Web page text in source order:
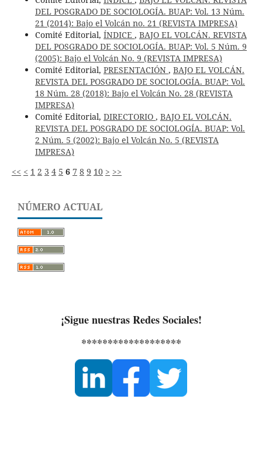
DEL POSGRADO DE SOCIOLOGÍA. BUAP: Vol. 13 Núm.
21 (2014): Bajo el Volcán no. 21 (REVISTA IMPRESA)
Comité Editorial, ÍNDICE , BAJO EL VOLCÁN. REVISTA
DEL POSGRADO DE SOCIOLOGÍA. BUAP: Vol. 5 Núm. 9
(2005): Bajo el Volcán No. 9 (REVISTA IMPRESA)
Comité Editorial, PRESENTACIÓN , BAJO EL VOLCÁN.
REVISTA DEL POSGRADO DE SOCIOLOGÍA. BUAP: Vol.
18 Núm. 28 (2018): Bajo el Volcán No. 28 (REVISTA
IMPRESA)
Comité Editorial, DIRECTORIO , BAJO EL VOLCÁN.
REVISTA DEL POSGRADO DE SOCIOLOGÍA. BUAP: Vol.
2 Núm. 5 (2002): Bajo el Volcán No. 5 (REVISTA
IMPRESA)
<< < 1 2 3 4 5 6 7 8 9 10 > >>
NÚMERO ACTUAL
¡Sigue nuestras Redes Sociales!
*******************